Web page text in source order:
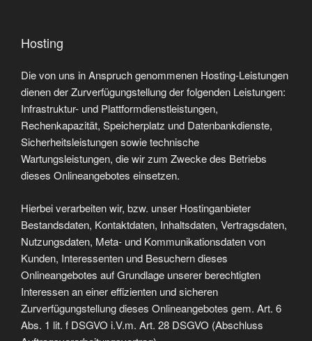
Hosting
Die von uns in Anspruch genommenen Hosting-Leistungen
dienen der Zurverfügungstellung der folgenden Leistungen:
Infrastruktur- und Plattformdienstleistungen,
Rechenkapazität, Speicherplatz und Datenbankdienste,
Sicherheitsleistungen sowie technische
Wartungsleistungen, die wir zum Zwecke des Betriebs
dieses Onlineangebotes einsetzen.
Hierbei verarbeiten wir, bzw. unser Hostinganbieter
Bestandsdaten, Kontaktdaten, Inhaltsdaten, Vertragsdaten,
Nutzungsdaten, Meta- und Kommunikationsdaten von
Kunden, Interessenten und Besuchern dieses
Onlineangebotes auf Grundlage unserer berechtigten
Interessen an einer effizienten und sicheren
Zurverfügungstellung dieses Onlineangebotes gem. Art. 6
Abs. 1 lit. f DSGVO i.V.m. Art. 28 DSGVO (Abschluss